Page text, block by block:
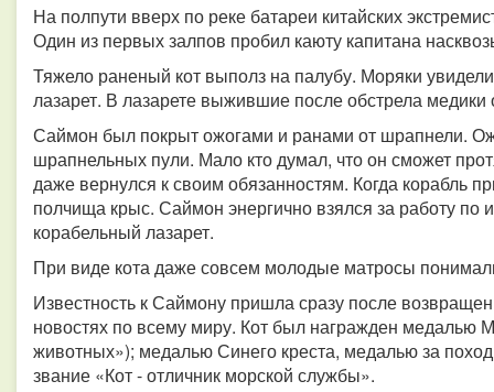
На полпути вверх по реке батареи китайских
Один из первых залпов пробил каюту капитана
Тяжело раненый кот выполз на палубу. Моряки
лазарет. В лазарете выжившие после обстрела
Саймон был покрыт ожогами и ранами от шрапнели.
шрапнельных пули. Мало кто думал, что он сможет
даже вернулся к своим обязанностям. Когда корабль
полчища крыс. Саймон энергично взялся за работу
корабельный лазарет.
При виде кота даже совсем молодые матросы
Известность к Саймону пришла сразу после
новостях по всему миру. Кот был награжден медалью
животных»); медалью Синего креста, медалью за
звание «Кот - отличник морской службы».